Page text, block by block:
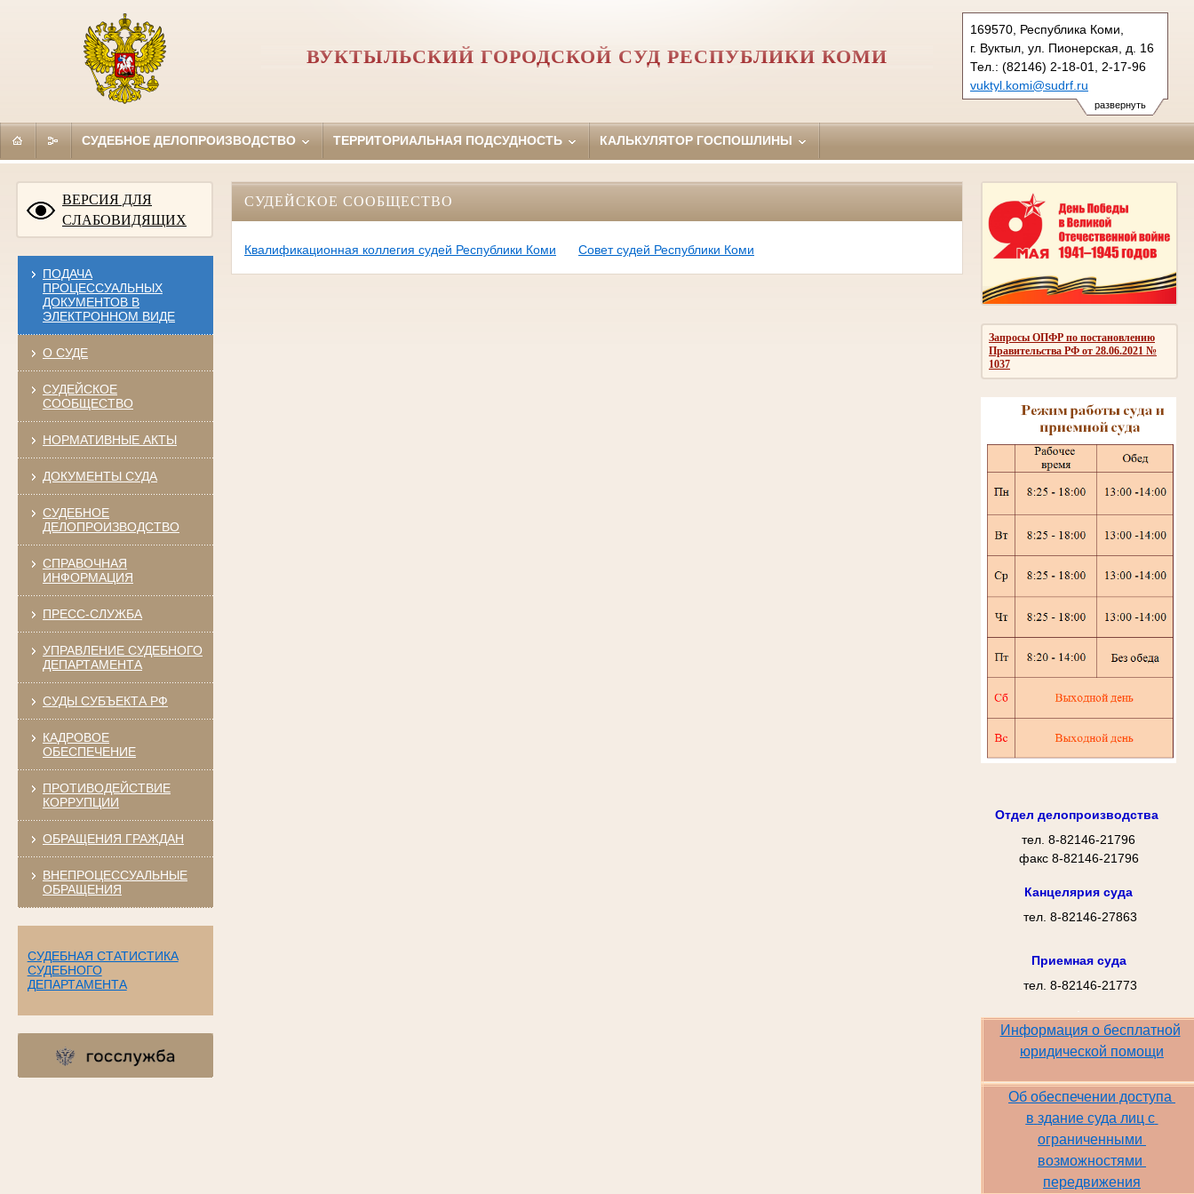
развернуть
169570, Республика Коми,
г. Вуктыл, ул. Пионерская, д. 16
Тел.: (82146) 2-18-01, 2-17-96
vuktyl.komi@sudrf.ru
показать на карте
ВУКТЫЛЬСКИЙ ГОРОДСКОЙ СУД РЕСПУБЛИКИ КОМИ
СУДЕБНОЕ ДЕЛОПРОИЗВОДСТВО ТЕРРИТОРИАЛЬНАЯ ПОДСУДНОСТЬ КАЛЬКУЛЯТОР ГОСПОШЛИНЫ
ВЕРСИЯ ДЛЯ
СЛАБОВИДЯЩИХ
ПОДАЧА
ПРОЦЕССУАЛЬНЫХ
ДОКУМЕНТОВ В
ЭЛЕКТРОННОМ ВИДЕ
О СУДЕ
СУДЕЙСКОЕ
СООБЩЕСТВО
НОРМАТИВНЫЕ АКТЫ
ДОКУМЕНТЫ СУДА
СУДЕБНОЕ
ДЕЛОПРОИЗВОДСТВО
СПРАВОЧНАЯ
ИНФОРМАЦИЯ
ПРЕСС-СЛУЖБА
УПРАВЛЕНИЕ СУДЕБНОГО
ДЕПАРТАМЕНТА
СУДЫ СУБЪЕКТА РФ
КАДРОВОЕ
ОБЕСПЕЧЕНИЕ
ПРОТИВОДЕЙСТВИЕ
КОРРУПЦИИ
ОБРАЩЕНИЯ ГРАЖДАН
ВНЕПРОЦЕССУАЛЬНЫЕ
ОБРАЩЕНИЯ
СУДЕБНАЯ СТАТИСТИКА
СУДЕБНОГО
ДЕПАРТАМЕНТА
Запросы ОПФР по постановлению
Правительства РФ от 28.06.2021 №
1037
Отдел делопроизводства
тел. 8-82146-21796
факс 8-82146-21796
Канцелярия суда
тел. 8-82146-27863
Приемная суда
тел. 8-82146-21773
Информация о бесплатной
юридической помощи
Об обеспечении доступа
в здание суда лиц с
ограниченными
возможностями
передвижения
СУДЕЙСКОЕ СООБЩЕСТВО
Квалификационная коллегия судей Республики Коми Совет судей Республики Коми